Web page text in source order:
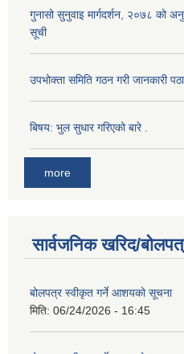
गुनासो सुनुवाइ मार्गदर्शन, २०७८ को
सूची
उपभोक्ता समिति गठन गरी जानकारी
बिषय: भुल सुधार गरिएको बारे .
more
सार्वजनिक खरिद/
बोलपत्र स्वीकृत गर्ने आशयको सूचना
मिति: 06/24/2026 - 16:45